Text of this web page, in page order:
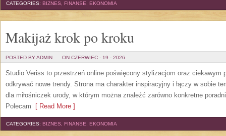
CATEGORIES: BIZNES, FINANSE, EKONOMIA
Makijaż krok po kroku
POSTED BY ADMIN ON CZERWIEC - 19 - 2026
Studio Veriss to przestrzeń online poświęcony stylizacjom oraz ciekawym
odkrywać nowe trendy. Strona ma charakter inspiracyjny i łączy w sobie
dla miłośniczek urody, w którym można znaleźć zarówno konkretne
Polecam [ Read More ]
CATEGORIES: BIZNES, FINANSE, EKONOMIA